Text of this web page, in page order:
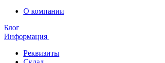
О компании
Блог
Информация
Реквизиты